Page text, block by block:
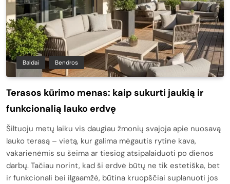
Baldai Bendros
Terasos kūrimo menas: kaip sukurti jaukią ir
funkcionalią lauko erdvę
Šiltuoju metų laiku vis daugiau žmonių svajoja apie nuosavą
lauko terasą – vietą, kur galima mėgautis rytine kava,
vakarienėmis su šeima ar tiesiog atsipalaiduoti po dienos
darbų. Tačiau norint, kad ši erdvė būtų ne tik estetiška, bet
ir funkcionali bei ilgaamžė, būtina kruopščiai suplanuoti jos